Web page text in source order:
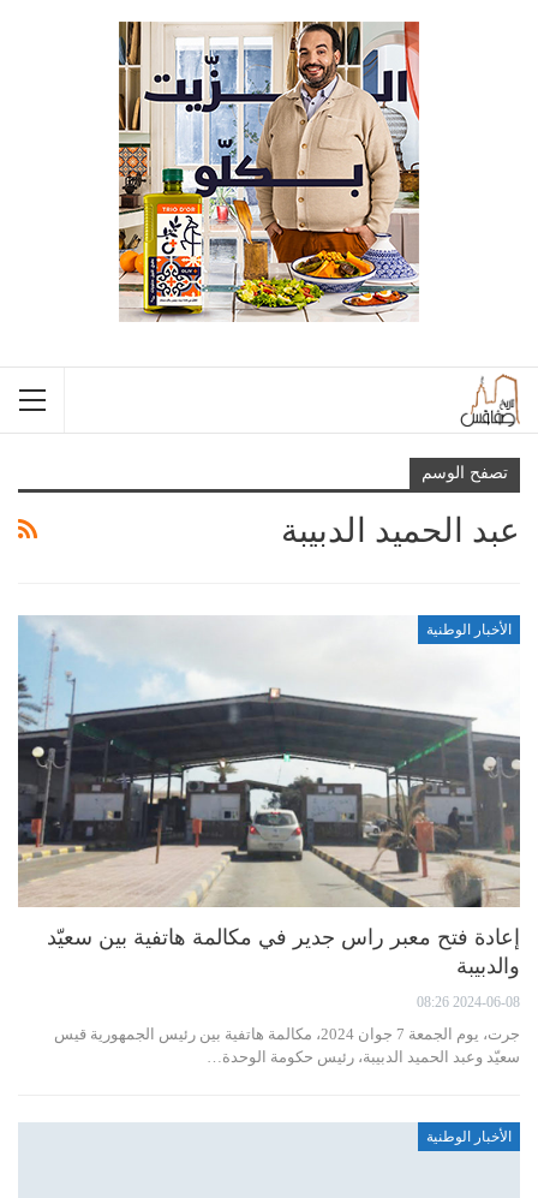
تصفح الوسم
عبد الحميد الدبيبة
الأخبار الوطنية
إعادة فتح معبر راس جدير في مكالمة هاتفية بين سعيّد
والدبيبة
2024-06-08 08:26
جرت، يوم الجمعة 7 جوان 2024، مكالمة هاتفية بين رئيس الجمهورية قيس
سعيّد وعبد الحميد الدبيبة، رئيس حكومة الوحدة…
الأخبار الوطنية